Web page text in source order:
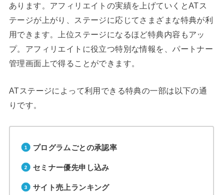
あります。アフィリエイトの実績を上げていくとATス
テージが上がり、ステージに応じてさまざまな特典が利
用できます。上位ステージになるほど特典内容もアッ
プ。アフィリエイトに役立つ特別な情報を、パートナー
管理画面上で得ることができます。
ATステージによって利用できる特典の一部は以下の通
りです。
プログラムごとの承認率
セミナー優先申し込み
サイト売上ランキング